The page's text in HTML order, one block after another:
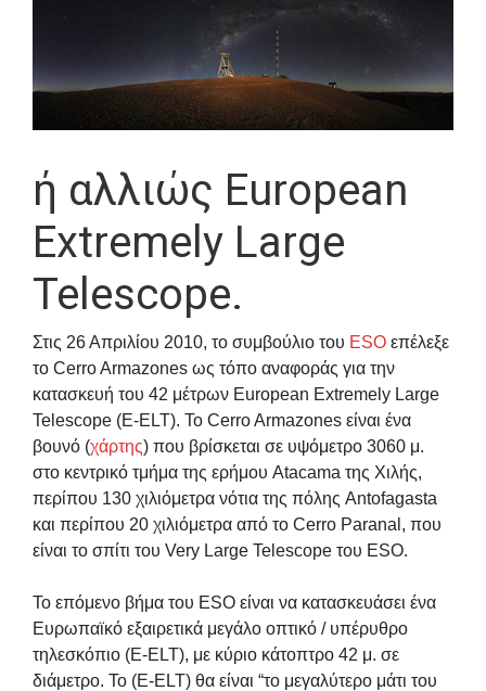
ή αλλιώς European
Extremely Large
Telescope.
Στις 26 Απριλίου 2010, το συμβούλιο του ESO επέλεξε
το Cerro Armazones ως τόπο αναφοράς για την
κατασκευή του 42 μέτρων European Extremely Large
Telescope (E-ELT). Το Cerro Armazones είναι ένα
βουνό (χάρτης) που βρίσκεται σε υψόμετρο 3060 μ.
στο κεντρικό τμήμα της ερήμου Atacama της Χιλής,
περίπου 130 χιλιόμετρα νότια της πόλης Antofagasta
και περίπου 20 χιλιόμετρα από το Cerro Paranal, που
είναι το σπίτι του Very Large Telescope του ESO.
Το επόμενο βήμα του ESO είναι να κατασκευάσει ένα
Ευρωπαϊκό εξαιρετικά μεγάλο οπτικό / υπέρυθρο
τηλεσκόπιο (E-ELT), με κύριο κάτοπτρο 42 μ. σε
διάμετρο. Το (E-ELT) θα είναι “το μεγαλύτερο μάτι του